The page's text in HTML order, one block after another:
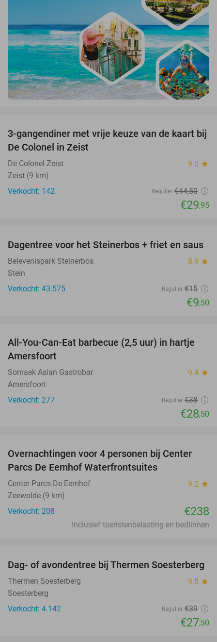
33%
3-gangendiner met vrije keuze van de kaart bij
De Colonel in Zeist
De Colonel Zeist 9.0 star
Zeist (9 km)
Verkocht: 142
Regulier €44,50
€29,95
37%
Dagentree voor het Steinerbos + friet en saus
Belevenispark Steinerbos 8.9 star
Stein
Verkocht: 43.575
Regulier €15
€9,50
25%
All-You-Can-Eat barbecue (2,5 uur) in hartje
Amersfoort
Somaek Asian Gastrobar 9.4 star
Amersfoort
Verkocht: 277
Regulier €38
€28,50
Overnachtingen voor 4 personen bij Center
Parcs De Eemhof Waterfrontsuites
Center Parcs De Eemhof 9.2 star
Zeewolde (9 km)
Verkocht: 208
€238
Inclusief toeristenbelasting en bedlinnen
29%
Dag- of avondentree bij Thermen Soesterberg
Thermen Soesterberg 9.5 star
Soesterberg
Verkocht: 4.142
Regulier €39
€27,50